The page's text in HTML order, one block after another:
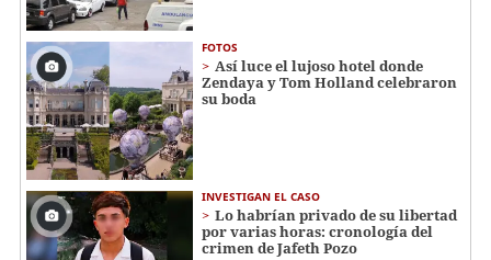
FOTOS
Así luce el lujoso hotel donde
Zendaya y Tom Holland celebraron
su boda
INVESTIGAN EL CASO
Lo habrían privado de su libertad
por varias horas: cronología del
crimen de Jafeth Pozo